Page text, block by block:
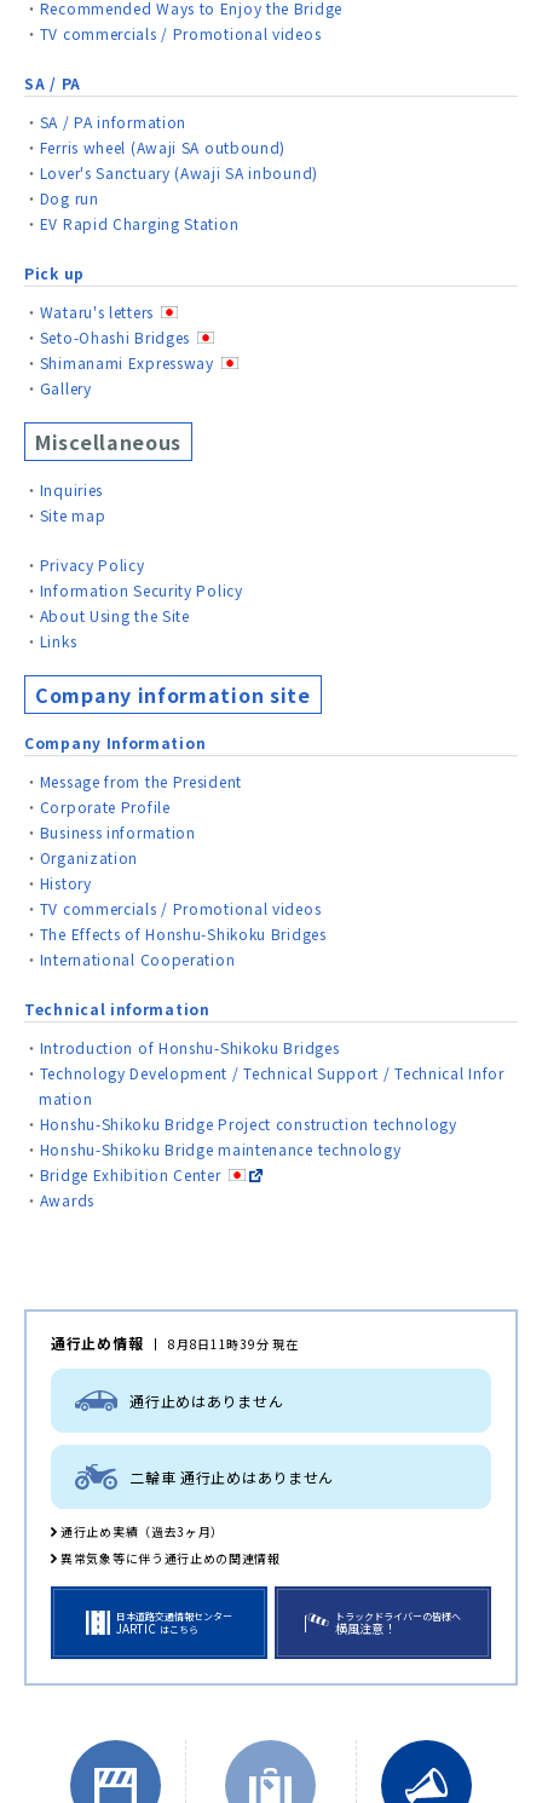
Recommended Ways to Enjoy the Bridge
TV commercials / Promotional videos
SA / PA
SA / PA information
Ferris wheel (Awaji SA outbound)
Lover's Sanctuary (Awaji SA inbound)
Dog run
EV Rapid Charging Station
Pick up
Wataru's letters
Seto-Ohashi Bridges
Shimanami Expressway
Gallery
Miscellaneous
Inquiries
Site map
Privacy Policy
Information Security Policy
About Using the Site
Links
Company information site
Company Information
Message from the President
Corporate Profile
Business information
Organization
History
TV commercials / Promotional videos
The Effects of Honshu-Shikoku Bridges
International Cooperation
Technical information
Introduction of Honshu-Shikoku Bridges
Technology Development / Technical Support / Technical Infor
mation
Honshu-Shikoku Bridge Project construction technology
Honshu-Shikoku Bridge maintenance technology
Bridge Exhibition Center
Awards
通行止め情報 8月8日11時39分 現在
通行止めはありません
二輪車 通行止めはありません
通行止め実績（過去3ヶ月）
異常気象等に伴う通行止めの関連情報
日本道路交通情報センター
JARTIC はこちら
トラックドライバーの皆様へ
横風注意！